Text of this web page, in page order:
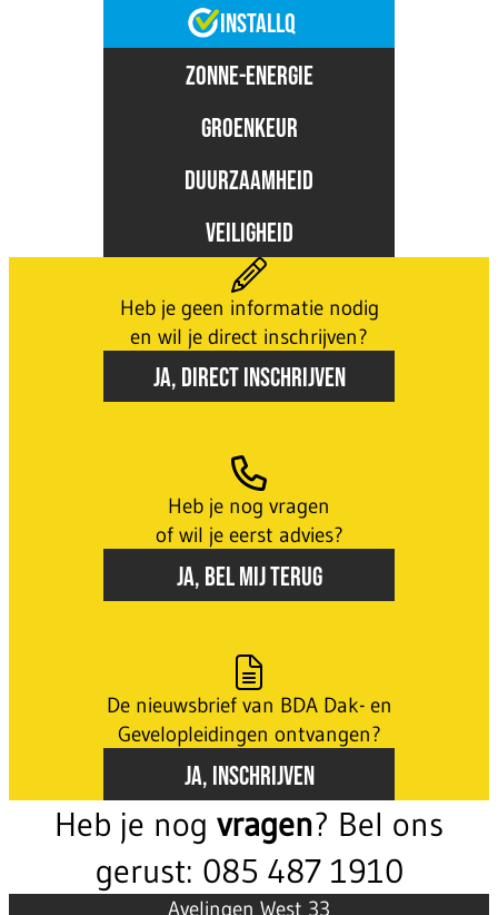
INSTALLQ
ZONNE-ENERGIE
GROENKEUR
DUURZAAMHEID
VEILIGHEID
Heb je geen informatie nodig
en wil je direct inschrijven?
JA, DIRECT INSCHRIJVEN
Heb je nog vragen
of wil je eerst advies?
JA, BEL MIJ TERUG
De nieuwsbrief van BDA Dak- en
Gevelopleidingen ontvangen?
JA, INSCHRIJVEN
Heb je nog vragen? Bel ons
gerust: 085 487 1910
Avelingen West 33